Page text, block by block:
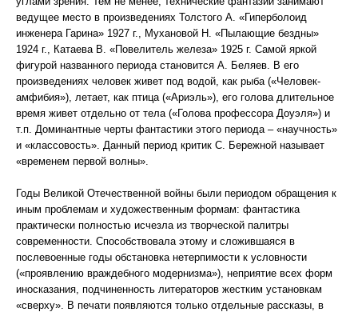
ведущее место в произведениях Толстого А. «Гиперболоид
инженера Гарина» 1927 г., Мухановой Н. «Пылающие бездны»
1924 г., Катаева В. «Повелитель железа» 1925 г. Самой яркой
фигурой названного периода становится А. Беляев. В его
произведениях человек живет под водой, как рыба («Человек-
амфибия»), летает, как птица («Ариэль»), его голова длительное
время живет отдельно от тела («Голова профессора Доуэля») и
т.п. Доминантные черты фантастики этого периода – «научность»
и «классовость». Данный период критик С. Бережной называет
«временем первой волны».
Годы Великой Отечественной войны были периодом обращения к
иным проблемам и художественным формам: фантастика
практически полностью исчезла из творческой палитры
современности. Способствовала этому и сложившаяся в
послевоенные годы обстановка нетерпимости к условности
(«проявлению враждебного модернизма»), неприятие всех форм
иносказания, подчиненность литераторов жестким установкам
«сверху». В печати появляются только отдельные рассказы, в